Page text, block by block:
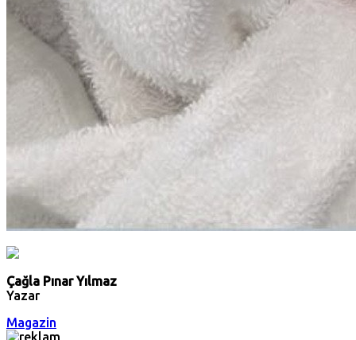
Çağla Pınar Yılmaz
Yazar
Magazin